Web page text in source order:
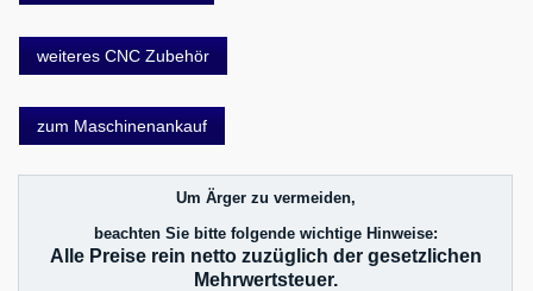
weiteres CNC Zubehör
zum Maschinenankauf
Um Ärger zu vermeiden,
beachten Sie bitte folgende wichtige Hinweise:
Alle Preise rein netto zuzüglich der gesetzlichen
Mehrwertsteuer.